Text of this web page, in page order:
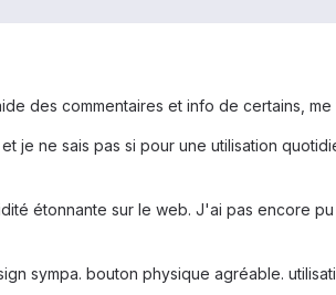
des commentaires et info de certains,
je ne sais pas si pour une utilisation
étonnante sur le web. J'ai pas encore
sympa. bouton physique agréable.